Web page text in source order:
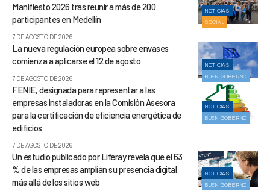
NOTICIAS
SOCIAL
Manifiesto 2026 tras reunir a más de 200
participantes en Medellín
7 DE AGOSTO DE 2026
NOTICIAS
BUEN GOBIERNO
La nueva regulación europea sobre envases
comienza a aplicarse el 12 de agosto
7 DE AGOSTO DE 2026
NOTICIAS
BUEN GOBIERNO
FENIE, designada para representar a las
empresas instaladoras en la Comisión Asesora
para la certificación de eficiencia energética de
edificios
7 DE AGOSTO DE 2026
NOTICIAS
BUEN GOBIERNO
Un estudio publicado por Liferay revela que el 63
% de las empresas amplían su presencia digital
más allá de los sitios web